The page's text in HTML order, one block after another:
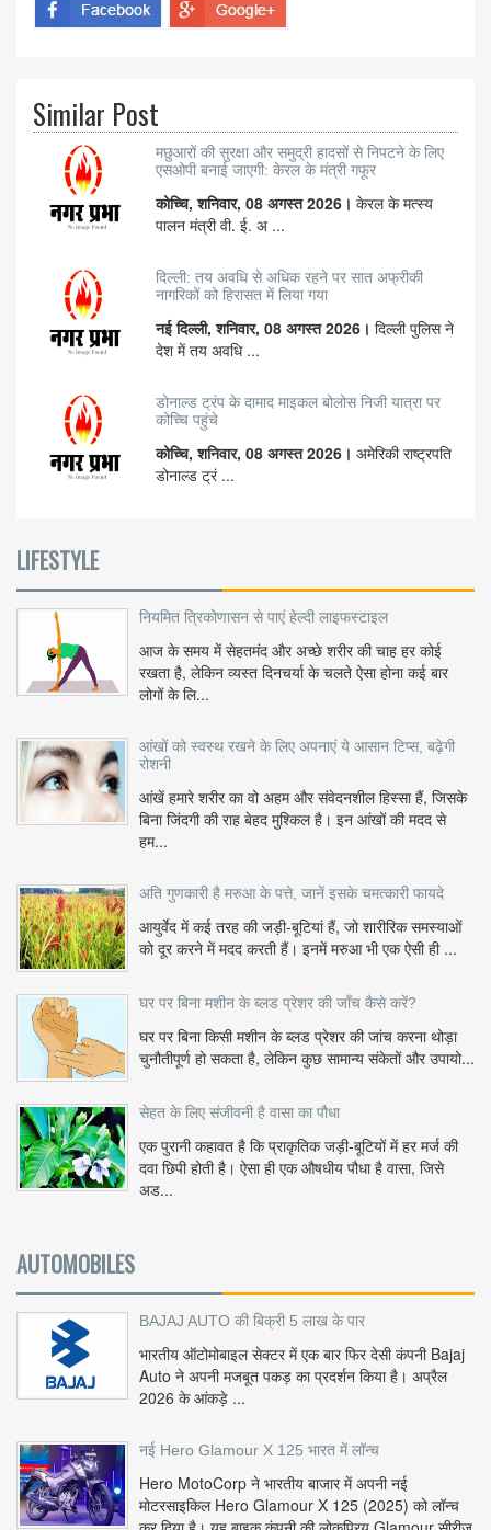
Similar Post
मछुआरों की सुरक्षा और समुद्री हादसों से निपटने के लिए
एसओपी बनाई जाएगी: केरल के मंत्री गफूर
कोच्चि, शनिवार, 08 अगस्त 2026। केरल के मत्स्य
पालन मंत्री वी. ई. अ ...
दिल्ली: तय अवधि से अधिक रहने पर सात अफ्रीकी
नागरिकों को हिरासत में लिया गया
नई दिल्ली, शनिवार, 08 अगस्त 2026। दिल्ली पुलिस ने
देश में तय अवधि ...
डोनाल्ड ट्रंप के दामाद माइकल बोलोस निजी यात्रा पर
कोच्चि पहुंचे
कोच्चि, शनिवार, 08 अगस्त 2026। अमेरिकी राष्ट्रपति
डोनाल्ड ट्रं ...
LIFESTYLE
नियमित त्रिकोणासन से पाएं हेल्दी लाइफस्टाइल
आज के समय में सेहतमंद और अच्छे शरीर की चाह हर कोई
रखता है, लेकिन व्यस्त दिनचर्या के चलते ऐसा होना कई बार
लोगों के लि...
आंखों को स्वस्थ रखने के लिए अपनाएं ये आसान टिप्स, बढ़ेगी
रोशनी
आंखें हमारे शरीर का वो अहम और संवेदनशील हिस्सा हैं, जिसके
बिना जिंदगी की राह बेहद मुश्किल है। इन आंखों की मदद से
हम...
अति गुणकारी है मरुआ के पत्ते, जानें इसके चमत्कारी फायदे
आयुर्वेद में कई तरह की जड़ी-बूटियां हैं, जो शारीरिक समस्याओं
को दूर करने में मदद करती हैं। इनमें मरुआ भी एक ऐसी ही ...
घर पर बिना मशीन के ब्लड प्रेशर की जाँच कैसे करें?
घर पर बिना किसी मशीन के ब्लड प्रेशर की जांच करना थोड़ा
चुनौतीपूर्ण हो सकता है, लेकिन कुछ सामान्य संकेतों और उपायो...
सेहत के लिए संजीवनी है वासा का पौधा
एक पुरानी कहावत है कि प्राकृतिक जड़ी-बूटियों में हर मर्ज की
दवा छिपी होती है। ऐसा ही एक औषधीय पौधा है वासा, जिसे
अड...
AUTOMOBILES
BAJAJ AUTO की बिक्री 5 लाख के पार
भारतीय ऑटोमोबाइल सेक्टर में एक बार फिर देसी कंपनी Bajaj
Auto ने अपनी मजबूत पकड़ का प्रदर्शन किया है। अप्रैल
2026 के आंकड़े ...
नई Hero Glamour X 125 भारत में लॉन्च
Hero MotoCorp ने भारतीय बाजार में अपनी नई
मोटरसाइकिल Hero Glamour X 125 (2025) को लॉन्च